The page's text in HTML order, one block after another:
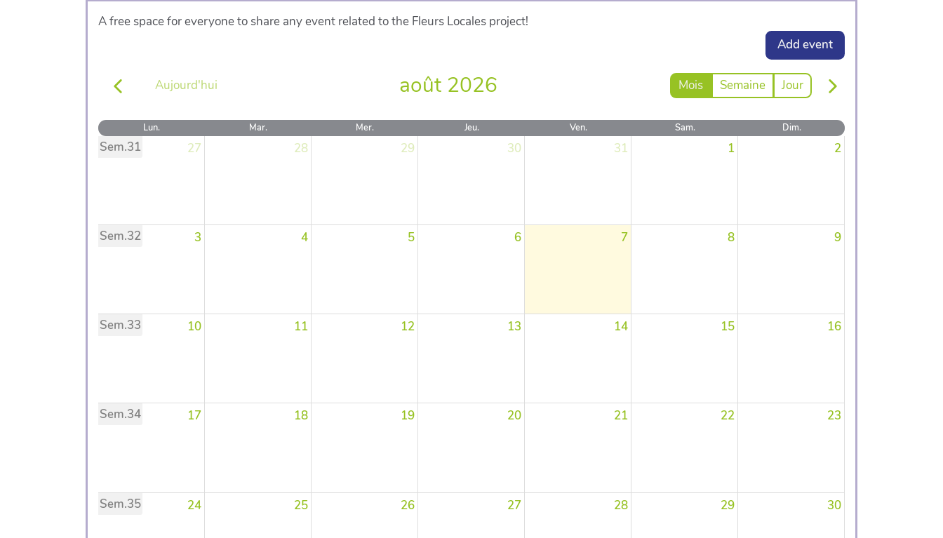
A free space for everyone to share any event related to the Fleurs Locales project!
Add event
Aujourd'hui août 2026 Mois Semaine Jour
Lun. Mar. Mer. Jeu. Ven. Sam. Dim.
Sem.31 27 28 29 30 31 1 2
Sem.32 3 4 5 6 7 8 9
Sem.33 10 11 12 13 14 15 16
Sem.34 17 18 19 20 21 22 23
Sem.35 24 25 26 27 28 29 30